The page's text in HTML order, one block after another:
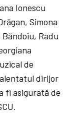
Ionescu
Simona
Radu
de
dirijor
fi asigurată de